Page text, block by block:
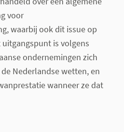
voor
waarbij ook dit issue op
is volgens
ondernemingen zich
Nederlandse wetten, en
wanneer ze dat